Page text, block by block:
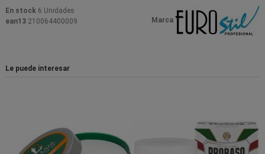
Marca
En stock 6 Unidades
ean13 210064400009
Le puede interesar